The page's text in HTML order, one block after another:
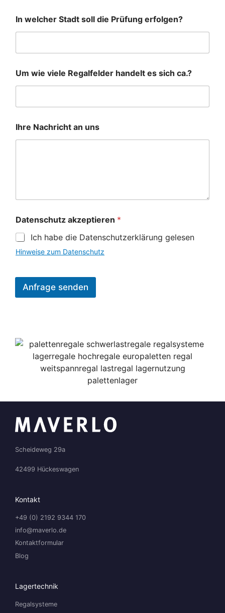
In welcher Stadt soll die Prüfung erfolgen?
Um wie viele Regalfelder handelt es sich ca.?
Ihre Nachricht an uns
Datenschutz akzeptieren *
Ich habe die Datenschutzerklärung gelesen
Hinweise zum Datenschutz
Anfrage senden
Scheideweg 29a
42499 Hückeswagen
Kontakt
+49 (0) 2192 9344 170
info@maverlo.de
Kontaktformular
Blog
Lagertechnik
Regalsysteme